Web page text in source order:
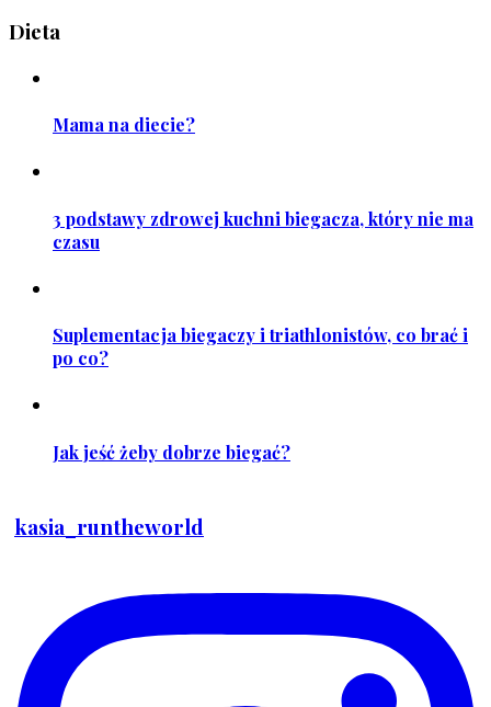
Dieta
Mama na diecie?
3 podstawy zdrowej kuchni biegacza, który nie ma
czasu
Suplementacja biegaczy i triathlonistów, co brać i
po co?
Jak jeść żeby dobrze biegać?
kasia_runtheworld